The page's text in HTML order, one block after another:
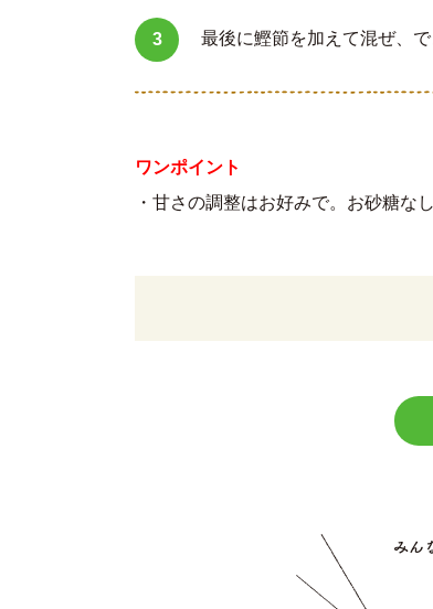
最後に鰹節を加えて混ぜ、で
ワンポイント
・甘さの調整はお好みで。お砂糖な